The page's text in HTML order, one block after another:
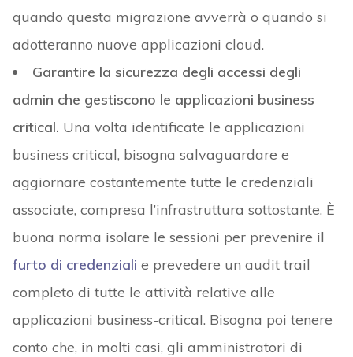
quando questa migrazione avverrà o quando si
adotteranno nuove applicazioni cloud.
Garantire la sicurezza degli accessi degli
admin che gestiscono le applicazioni business
critical. Una volta identificate le applicazioni
business critical, bisogna salvaguardare e
aggiornare costantemente tutte le credenziali
associate, compresa l’infrastruttura sottostante. È
buona norma isolare le sessioni per prevenire il
furto di credenziali e prevedere un audit trail
completo di tutte le attività relative alle
applicazioni business-critical. Bisogna poi tenere
conto che, in molti casi, gli amministratori di